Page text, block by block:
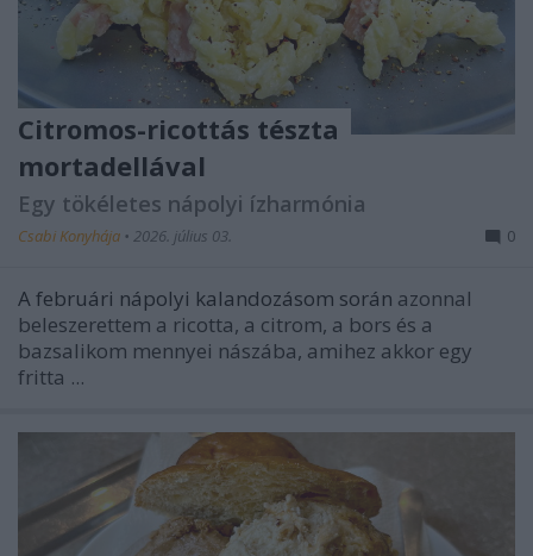
Citromos-ricottás tészta
mortadellával
Egy tökéletes nápolyi ízharmónia
Csabi Konyhája • 2026. július 03. 0
A februári nápolyi kalandozásom során azonnal
beleszerettem a ricotta, a citrom, a bors és a
bazsalikom mennyei nászába, amihez akkor egy
fritta ...